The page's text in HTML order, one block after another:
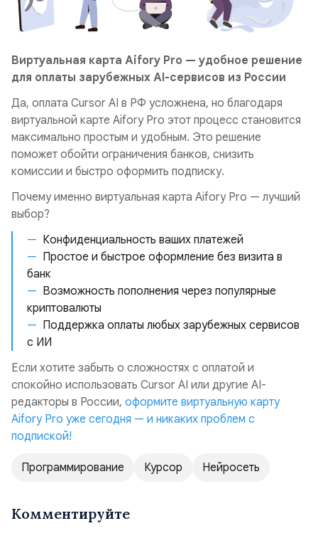
Виртуальная карта Aifory Pro — удобное решение
для оплаты зарубежных AI-сервисов из России
Да, оплата Cursor AI в РФ усложнена, но благодаря
виртуальной карте Aifory Pro этот процесс становится
максимально простым и удобным. Это решение
поможет обойти ограничения банков, снизить
комиссии и быстро оформить подписку.
Почему именно виртуальная карта Aifory Pro — лучший
выбор?
Конфиденциальность ваших платежей
Простое и быстрое оформление без визита в
банк
Возможность пополнения через популярные
криптовалюты
Поддержка оплаты любых зарубежных сервисов
с ИИ
Если хотите забыть о сложностях с оплатой и
спокойно использовать Cursor AI или другие AI-
редакторы в России, оформите виртуальную карту
Aifory Pro уже сегодня — и никаких проблем с
подпиской!
Программирование Курсор Нейросеть
Комментируйте